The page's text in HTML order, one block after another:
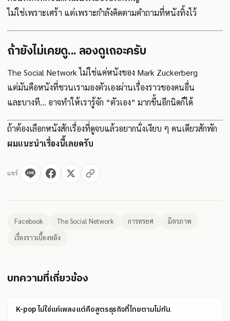
ไม่ใช่เพราะเศร้า แต่เพราะกำลังคิดตามคำถามที่หนังทิ้งไว้
ถ้ายังไม่เคยดู... ลองดูเถอะครับ
The Social Network ไม่ใช่แค่หนังของ Mark Zuckerberg
แต่มันคือหนังที่ชวนเรามองตัวเองผ่านเรื่องราวของคนอื่น
และบางที... อาจทำให้เรารู้จัก “ตัวเอง” มากขึ้นอีกนิดก็ได้
ถ้าต้องเลือกหนังสักเรื่องที่ดูจบแล้วอยากนั่งเงียบ ๆ คนเดียวสักพัก
ผมแนะนำเรื่องนี้เลยครับ
แชร์
Facebook The Social Network การทรยศ
มิตรภาพ
เรื่องราวเบื้องหลัง
บทความที่เกี่ยวข้อง
K-pop ไม่ใช่แค่เพลง แต่คือสูตรธุรกิจที่ไทยตามไม่ทัน